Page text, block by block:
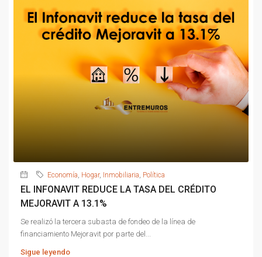
Economía, Hogar, Inmobiliaria, Política
EL INFONAVIT REDUCE LA TASA DEL CRÉDITO
MEJORAVIT A 13.1%
Se realizó la tercera subasta de fondeo de la línea de
financiamiento Mejoravit por parte del...
Sigue leyendo